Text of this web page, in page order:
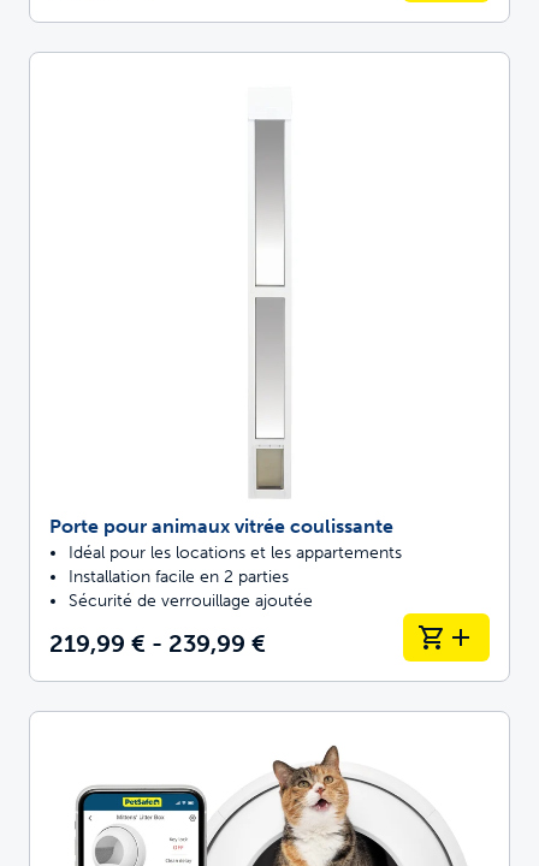
Porte pour animaux vitrée coulissante
Idéal pour les locations et les appartements
Installation facile en 2 parties
Sécurité de verrouillage ajoutée
219,99 € - 239,99 €